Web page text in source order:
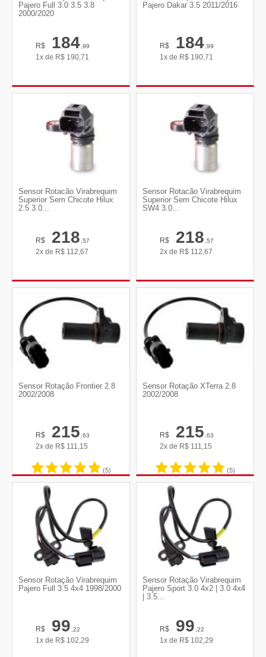
Pajero Full 3.0 3.5 3.8
2000/2020
R$ 184,99
1x de R$ 190,71
Pajero Dakar 3.5 2011/2016
R$ 184,99
1x de R$ 190,71
Sensor Rotacão Virabrequim
Superior Sem Chicote Hilux
2.5 3.0...
R$ 218,57
2x de R$ 112,67
Sensor Rotacão Virabrequim
Superior Sem Chicote Hilux
SW4 3.0...
R$ 218,57
2x de R$ 112,67
Sensor Rotação Frontier 2.8
2002/2008
R$ 215,63
2x de R$ 111,15
(5)
Sensor Rotação XTerra 2.8
2002/2008
R$ 215,63
2x de R$ 111,15
(5)
Sensor Rotação Virabrequim
Pajero Full 3.5 4x4 1998/2000
R$ 99,22
1x de R$ 102,29
Sensor Rotação Virabrequim
Pajero Sport 3.0 4x2 | 3.0 4x4
| 3.5...
R$ 99,22
1x de R$ 102,29